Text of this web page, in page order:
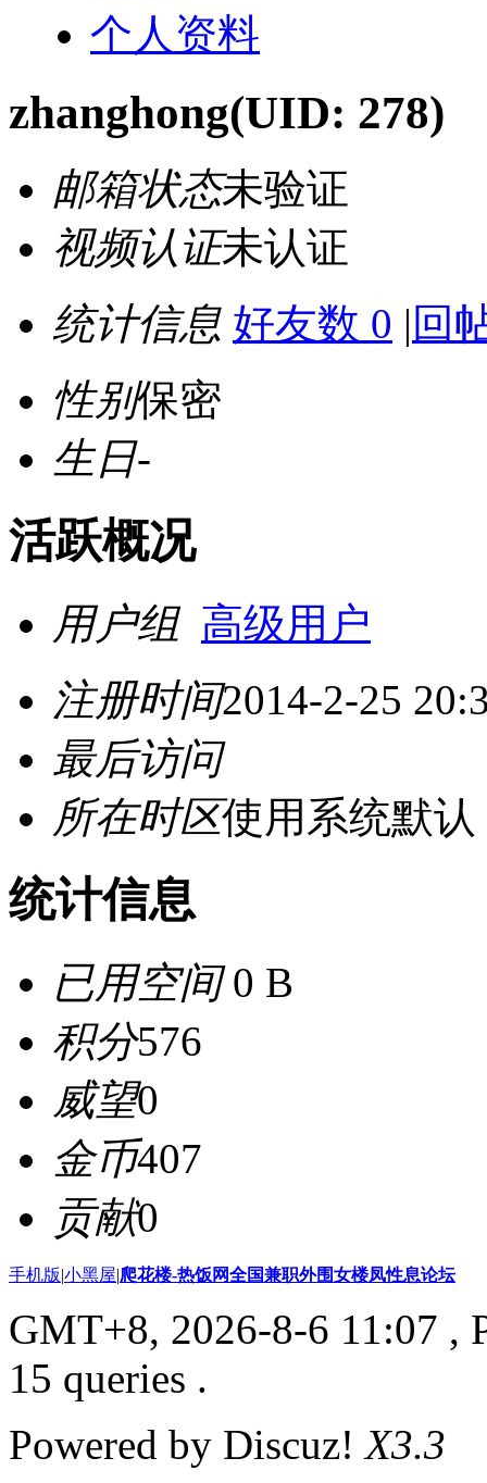
个人资料
zhanghong(UID: 278)
邮箱状态未验证
视频认证未认证
统计信息 好友数 0 | 回
性别保密
生日-
活跃概况
用户组 高级用户
注册时间2014-2-25
最后访问
所在时区使用系统默认
统计信息
已用空间0 B
积分576
威望0
金币407
贡献0
手机版|小黑屋|爬花楼-热饭网全国兼职外围女楼凤性息论坛
GMT+8, 2026-8-6 11:07 ,
15 queries .
Powered by Discuz!X3.3